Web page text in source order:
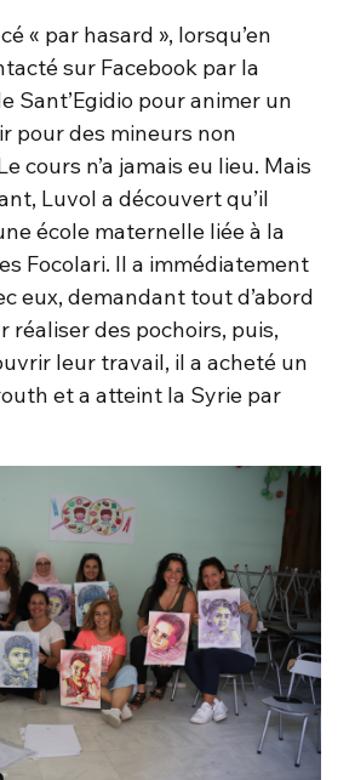
« par hasard », lorsqu’en
sur Facebook par la
Sant’Egidio pour animer un
pour des mineurs non
cours n’a jamais eu lieu. Mais
Luvol a découvert qu’il
école maternelle liée à la
Focolari. Il a immédiatement
eux, demandant tout d’abord
réaliser des pochoirs, puis,
leur travail, il a acheté un
et a atteint la Syrie par